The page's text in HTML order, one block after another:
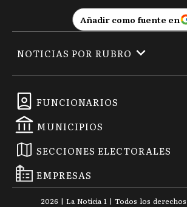
Añadir como fuente en
FUNCIONARIOS
MUNICIPIOS
SECCIONES ELECTORALES
EMPRESAS
NOTICIAS POR RUBRO
2026 | La Noticia 1 | Todos los